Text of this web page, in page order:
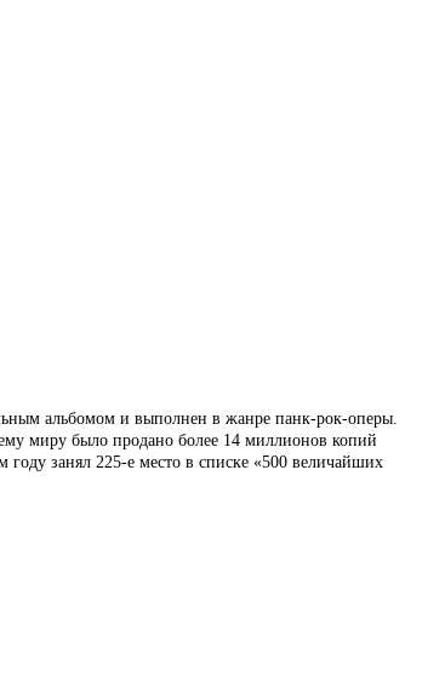
альбомом и выполнен в жанре панк-рок-оперы.
миру было продано более 14 миллионов копий
занял 225-е место в списке «500 величайших